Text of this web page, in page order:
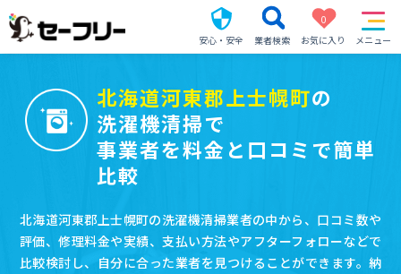
安心・安全 業者検索
0
お気に入り
メニュー
北海道河東郡上士幌町の
洗濯機清掃で
事業者を料金と口コミで簡単
比較
北海道河東郡上士幌町の洗濯機清掃業者の中から、口コミ数や
評価、修理料金や実績、支払い方法やアフターフォローなどで
比較検討し、自分に合った業者を見つけることができます。納